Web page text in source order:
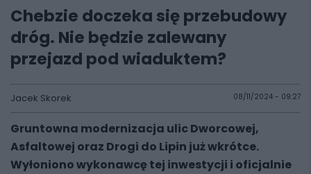
Chebzie doczeka się przebudowy
dróg. Nie będzie zalewany
przejazd pod wiaduktem?
Jacek Skorek 08/11/2024 - 09:27
Gruntowna modernizacja ulic Dworcowej,
Asfaltowej oraz Drogi do Lipin już wkrótce.
Wyłoniono wykonawcę tej inwestycji i oficjalnie